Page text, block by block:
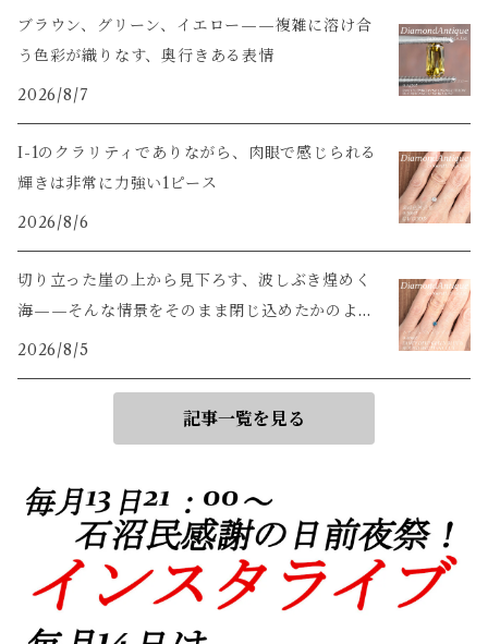
ブラウン、グリーン、イエロー——複雑に溶け合
う色彩が織りなす、奥行きある表情
2026/8/7
I-1のクラリティでありながら、肉眼で感じられる
輝きは非常に力強い1ピース
2026/8/6
切り立った崖の上から見下ろす、波しぶき煌めく
海——そんな情景をそのまま閉じ込めたかのよう
な輝き
2026/8/5
記事一覧を見る